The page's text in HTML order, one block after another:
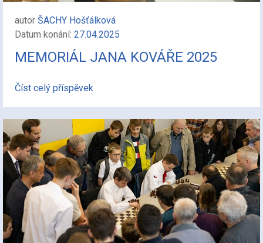
autor ŠACHY Hošťálková
Datum konání: 27.04.2025
MEMORIÁL JANA KOVÁŘE 2025
Číst celý příspěvek